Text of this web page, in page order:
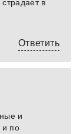
в
Ответить
и
и по